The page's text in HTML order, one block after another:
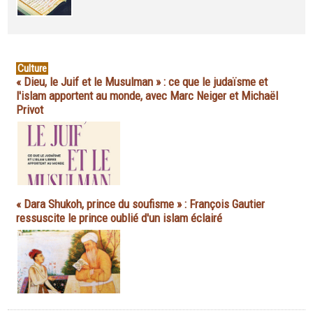
Culture
« Dieu, le Juif et le Musulman » : ce que le judaïsme et
l'islam apportent au monde, avec Marc Neiger et Michaël
Privot
« Dara Shukoh, prince du soufisme » : François Gautier
ressuscite le prince oublié d'un islam éclairé